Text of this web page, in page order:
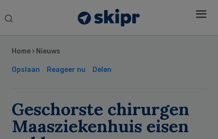
Search
Home › Nieuws
Opslaan Reageer nu Delen
Geschorste chirurgen
Maasziekenhuis eisen
Sidebar